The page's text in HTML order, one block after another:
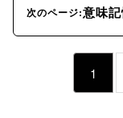
次のページ:意味
1